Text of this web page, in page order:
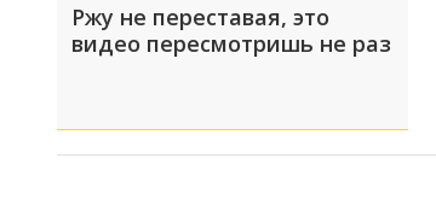
Ржу не переставая, это
видео пересмотришь не раз